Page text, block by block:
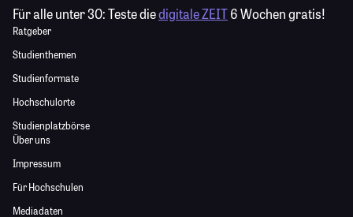
Für alle unter 30:Teste diedigitale ZEIT6 Wochen gratis!
Ratgeber
Studienthemen
Studienformate
Hochschulorte
Studienplatzbörse
Über uns
Impressum
Für Hochschulen
Mediadaten